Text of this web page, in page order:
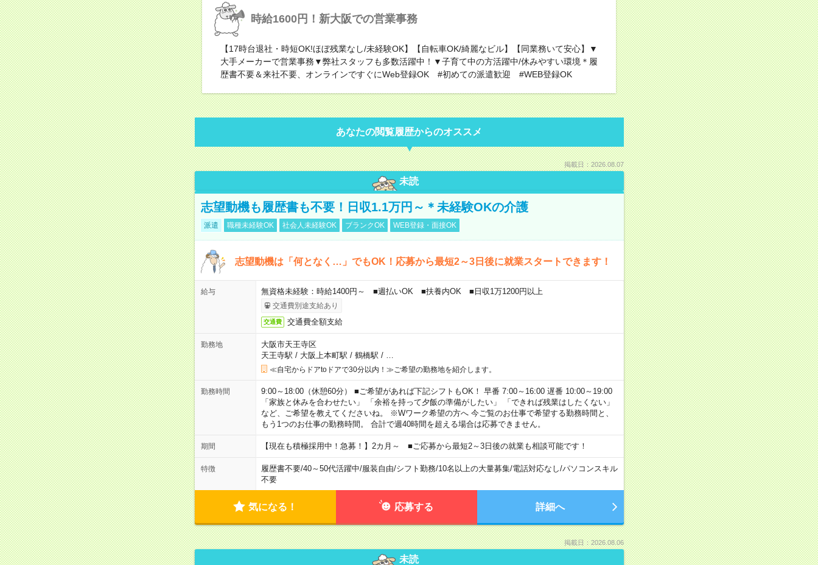
時給1600円！新大阪での営業事務
【17時台退社・時短OK!ほぼ残業なし/未経験OK】【自転車OK/綺麗なビル】【同業務いて安心】▼
大手メーカーで営業事務▼弊社スタッフも多数活躍中！▼子育て中の方活躍中/休みやすい環境＊履
歴書不要＆来社不要、オンラインですぐにWeb登録OK #初めての派遣歓迎 #WEB登録OK
あなたの閲覧履歴からのオススメ
掲載日：2026.08.07
未読
志望動機も履歴書も不要！日収1.1万円～＊未経験OKの介護
派遣 職種未経験OK 社会人未経験OK ブランクOK WEB登録・面接OK
志望動機は「何となく…」でもOK！応募から最短2～3日後に就業スタートできます！
給与 無資格未経験：時給1400円～ ■週払いOK ■扶養内OK ■日収1万1200円以上
交通費別途支給あり
交通費 交通費全額支給
勤務地
大阪市天王寺区
天王寺駅 / 大阪上本町駅 / 鶴橋駅 /
≪自宅からドアtoドアで30分以内！≫ご希望の勤務地を紹介します。
勤務時間
9:00～18:00（休憩60分） ■ご希望があれば下記シフトもOK！ 早番 7:00～16:00 遅番 10:00～19:00
「家族と休みを合わせたい」 「余裕を持って夕飯の準備がしたい」 「できれば残業はしたくない」
など、ご希望を教えてくださいね。 ※Wワーク希望の方へ 今ご覧のお仕事で希望する勤務時間と、
もう1つのお仕事の勤務時間。 合計で週40時間を超える場合は応募できません。
期間 【現在も積極採用中！急募！】2カ月～ ■ご応募から最短2～3日後の就業も相談可能です！
特徴 履歴書不要/40～50代活躍中/服装自由/シフト勤務/10名以上の大量募集/電話対応なし/パソコンスキル
不要
気になる！ 応募する 詳細へ
掲載日：2026.08.06
未読